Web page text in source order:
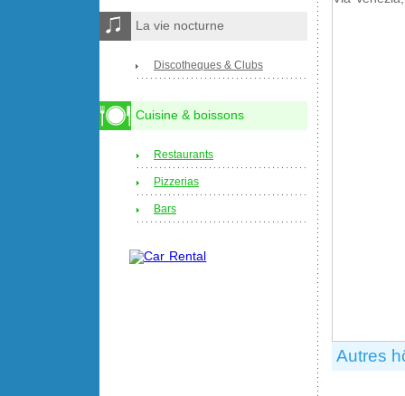
Autres
La vie nocturne
Discotheques & Clubs
Cuisine & boissons
Restaurants
Pizzerias
Bars